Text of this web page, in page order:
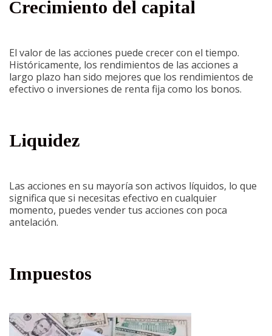
Crecimiento del capital
El valor de las acciones puede crecer con el tiempo.
Históricamente, los rendimientos de las acciones a
largo plazo han sido mejores que los rendimientos de
efectivo o inversiones de renta fija como los bonos.
Liquidez
Las acciones en su mayoría son activos líquidos, lo que
significa que si necesitas efectivo en cualquier
momento, puedes vender tus acciones con poca
antelación.
Impuestos